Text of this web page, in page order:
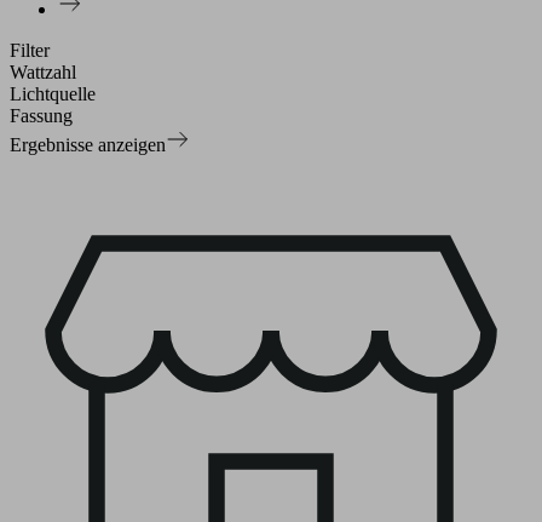
Filter
Wattzahl
Lichtquelle
Fassung
Ergebnisse anzeigen